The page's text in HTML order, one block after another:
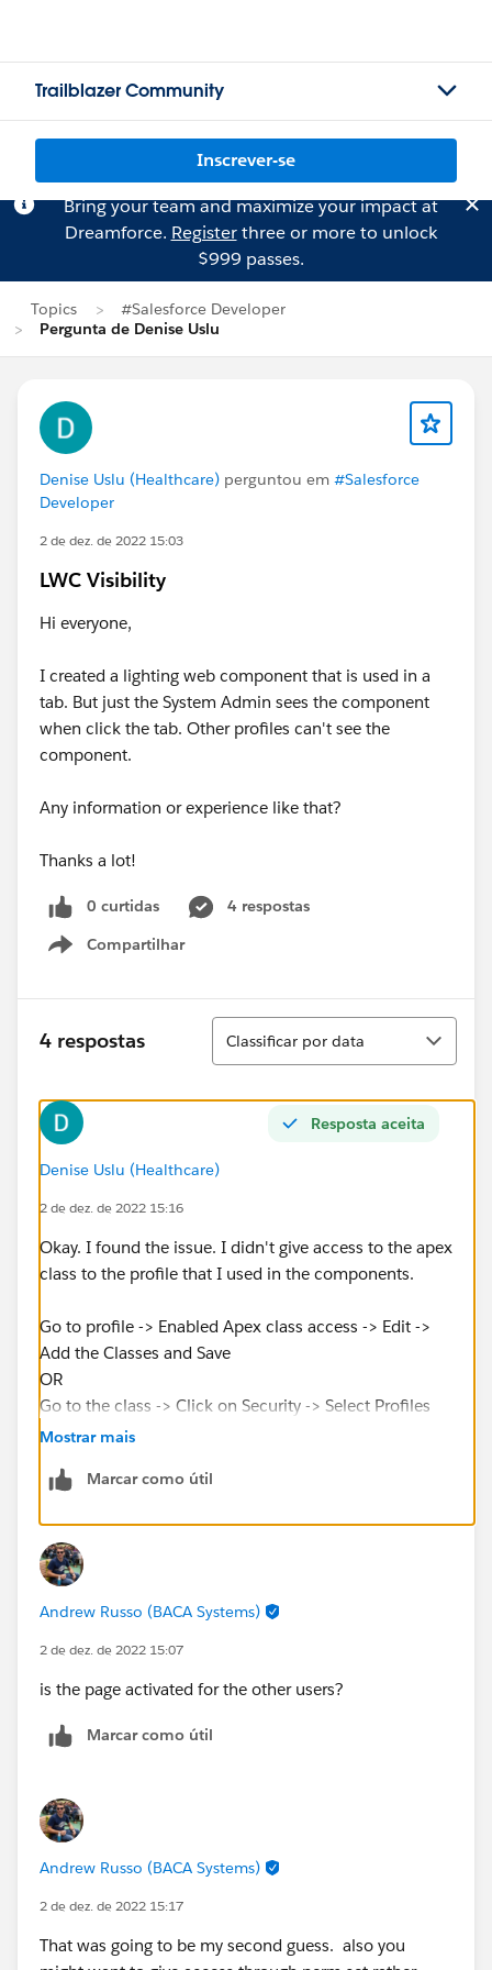
Trailblazer Community
Inscrever-se
Bring your team and maximize your impact at
Dreamforce. Registerthree or more to unlock
$999 passes.
Topics
#Salesforce Developer
Pergunta de Denise Uslu
Denise Uslu (Healthcare) perguntou em #Salesforce
Developer
2 de dez. de 2022 15:03
LWC Visibility
Hi everyone,
I created a lighting web component that is used in a
tab. But just the System Admin sees the component
when click the tab. Other profiles can't see the
component.
Any information or experience like that?
Thanks a lot!
0 curtidas
4 respostas
Compartilhar
Show menu
4 respostas
Classificar
Classificar por data
Resposta aceita
Denise Uslu (Healthcare)
2 de dez. de 2022 15:16
Okay. I found the issue. I didn't give access to the apex
class to the profile that I used in the components.
Go to profile -> Enabled Apex class access -> Edit ->
Add the Classes and Save
OR
Go to the class -> Click on Security -> Select Profiles
and add to enabled profiles -> Save
Thanks,@Andrew Russo
Mostrar mais
Marcar como útil
Andrew Russo (BACA Systems)
2 de dez. de 2022 15:07
is the page activated for the other users?
Marcar como útil
Andrew Russo (BACA Systems)
2 de dez. de 2022 15:17
That was going to be my second guess. also you